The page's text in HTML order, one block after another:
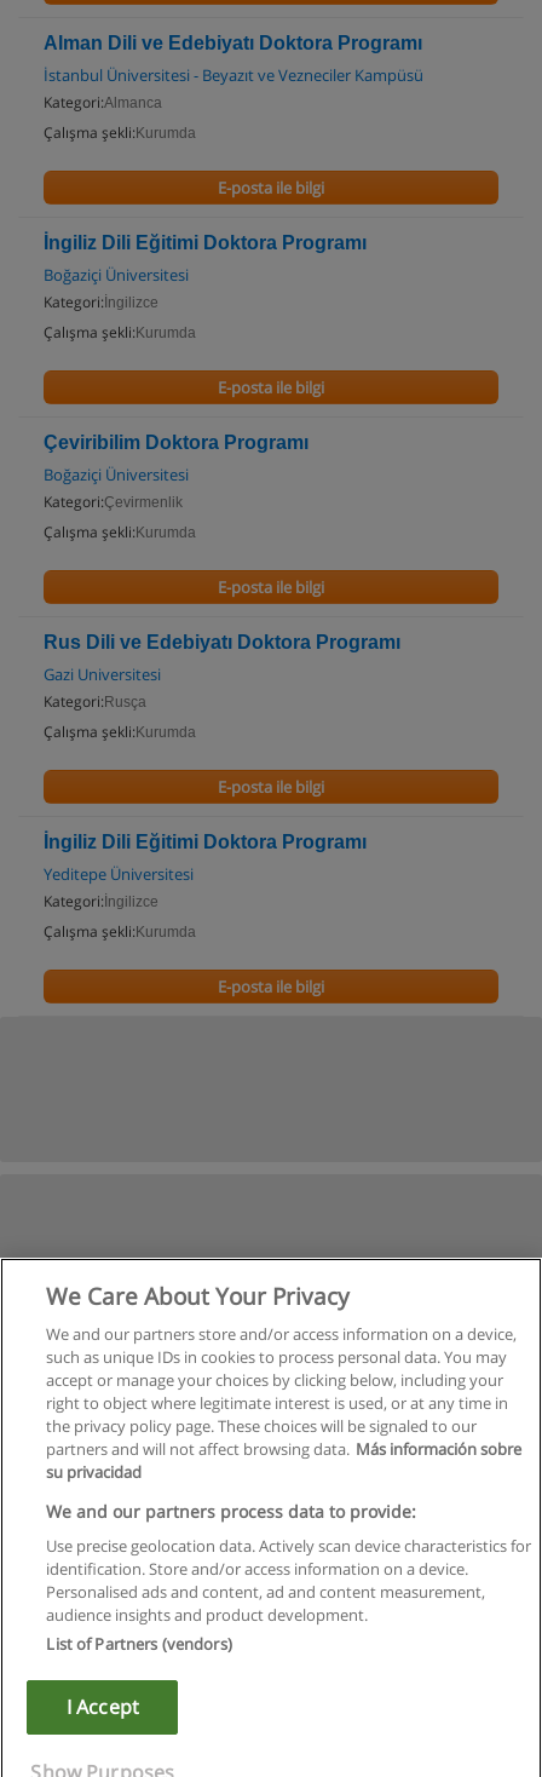
Alman Dili ve Edebiyatı Doktora Programı
İstanbul Üniversitesi - Beyazıt ve Vezneciler Kampüsü
Kategori:Almanca
Çalışma şekli: Kurumda
E-posta ile bilgi
İngiliz Dili Eğitimi Doktora Programı
Boğaziçi Üniversitesi
Kategori: İngilizce
Çalışma şekli: Kurumda
E-posta ile bilgi
Çeviribilim Doktora Programı
Boğaziçi Üniversitesi
Kategori:Çevirmenlik
Çalışma şekli: Kurumda
E-posta ile bilgi
Rus Dili ve Edebiyatı Doktora Programı
Gazi Universitesi
Kategori: Rusça
Çalışma şekli: Kurumda
E-posta ile bilgi
İngiliz Dili Eğitimi Doktora Programı
Yeditepe Üniversitesi
Kategori: İngilizce
Çalışma şekli: Kurumda
E-posta ile bilgi
Kullanım koşulları
Gizlilik politikası
Copyright © Educaedu Business S.L. - CIF : B-95610580: -
We Care About Your Privacy
We and our partners store and/or access information on a device,
such as unique IDs in cookies to process personal data. You may
accept or manage your choices by clicking below, including your
right to object where legitimate interest is used, or at any time in
the privacy policy page. These choices will be signaled to our
partners and will not affect browsing data. Más información sobre
su privacidad
We and our partners process data to provide:
Use precise geolocation data. Actively scan device characteristics for
identification. Store and/or access information on a device.
Personalised ads and content, ad and content measurement,
audience insights and product development.
List of Partners (vendors)
I Accept